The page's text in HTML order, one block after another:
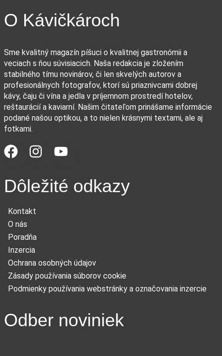
O Kávičkároch
Sme kvalitný magazín píšuci o kvalitnej gastronómii a
veciach s ňou súvisiacich. Naša redakcia je zložením
stabilného tímu novinárov, či len skvelých autorov a
profesionálnych fotografov, ktorí sú priaznivcami dobrej
kávy, čaju či vína a jedla v príjemnom prostredí hotelov,
reštaurácií a kaviarní. Našim čitateľom prinášame informácie
podané našou optikou, a to nielen krásnymi textami, ale aj
fotkami.
Dôležité odkazy
Kontakt
O nás
Poradňa
Inzercia
Ochrana osobných údajov
Zásady používania súborov cookie
Podmienky používania webstránky a označovania inzercie
Odber noviniek